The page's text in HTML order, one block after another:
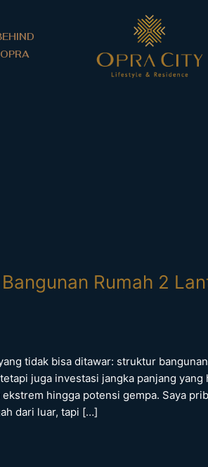
OPRA
Rumah 2
tidak bisa ditawar: struktur
juga investasi jangka panjang yang
hingga potensi gempa. Saya
dari luar, tapi […]